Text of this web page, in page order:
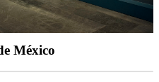
México